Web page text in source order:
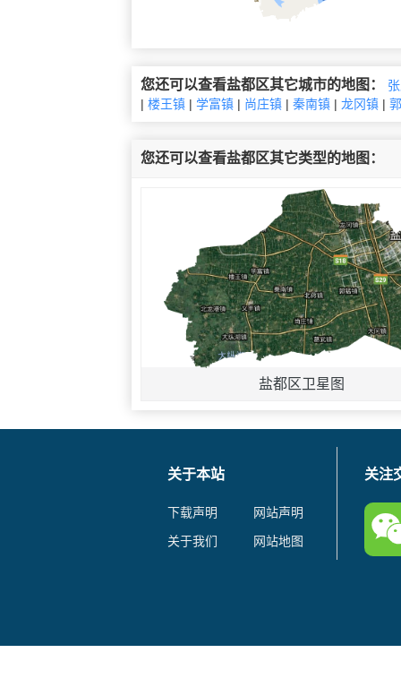
您还可以查看盐都区其它城市的地图：
| 楼王镇| 学富镇| 尚庄镇| 秦南镇| 龙冈镇|
您还可以查看盐都区其它类型的地图：
盐都区卫星图
关于本站
下载声明
网站声明
关于我们
网站地图
关注